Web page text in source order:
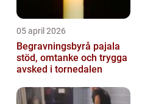
05 april 2026
Begravningsbyrå pajala
stöd, omtanke och trygga
avsked i tornedalen